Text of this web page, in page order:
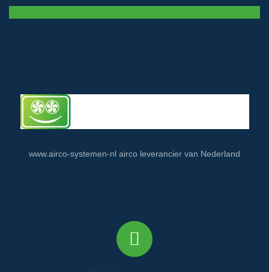
www.airco-systemen-nl airco leverancier van Nederland